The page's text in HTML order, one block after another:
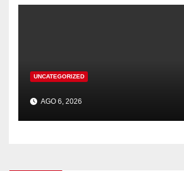
UNCATEGORIZED
AGO 6, 2026